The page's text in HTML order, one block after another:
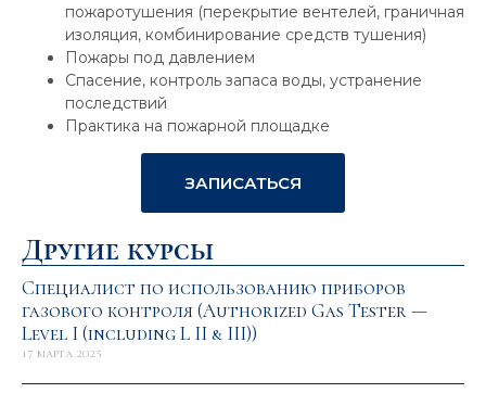
пожаротушения (перекрытие вентелей, граничная
изоляция, комбинирование средств тушения)
Пожары под давлением
Спасение, контроль запаса воды, устранение
последствий
Практика на пожарной площадке
ЗАПИСАТЬСЯ
Другие курсы
Специалист по использованию приборов
газового контроля (Authorized Gas Tester —
Level I (including L II & III))
17 марта 2025